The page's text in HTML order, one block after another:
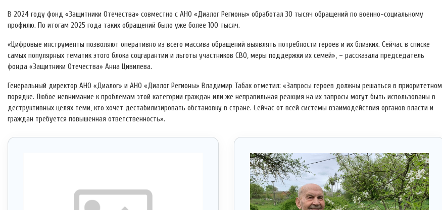
В 2024 году фонд «Защитники Отечества» совместно с АНО «Диалог Регионы» обработал 30 тысяч обращений по военно-социальному
профилю. По итогам 2025 года таких обращений было уже более 100 тысяч.
«Цифровые инструменты позволяют оперативно из всего массива обращений выявлять потребности героев и их близких. Сейчас в списке
самых популярных тематик этого блока соцгарантии и льготы участников СВО, меры поддержки их семей», – рассказала председатель
фонда «Защитники Отечества» Анна Цивилева.
Генеральный директор АНО «Диалог» и АНО «Диалог Регионы» Владимир Табак отметил: «Запросы героев должны решаться в приоритетном
порядке. Любое невнимание к проблемам этой категории граждан или же неправильная реакция на их запросы могут быть использованы в
деструктивных целях теми, кто хочет дестабилизировать обстановку в стране. Сейчас от всей системы взаимодействия органов власти и
граждан требуется повышенная ответственность».